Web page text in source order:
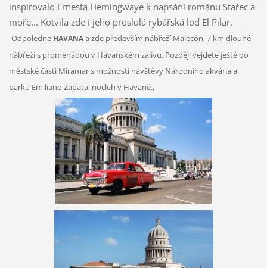
inspirovalo Ernesta Hemingwaye k napsání románu Stařec a
moře... Kotvila zde i jeho proslulá rybářská loď El Pilar.
Odpoledne HAVANAa zde především nábřeží Malecón, 7 km dlouhé
nábřeží s promenádou v Havanském zálivu. Později vejdete ještě do
městské části Miramar s možností návštěvy Národního akvária a
parku Emiliano Zapata. nocleh v Havaně.,